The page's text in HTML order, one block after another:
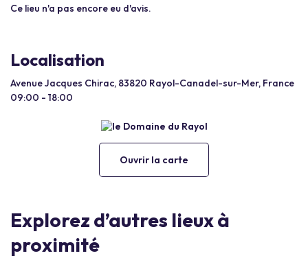
Ce lieu n'a pas encore eu d'avis.
Localisation
Avenue Jacques Chirac, 83820 Rayol-Canadel-sur-Mer, France
09:00 - 18:00
Ouvrir la carte
Explorez d’autres lieux à
proximité